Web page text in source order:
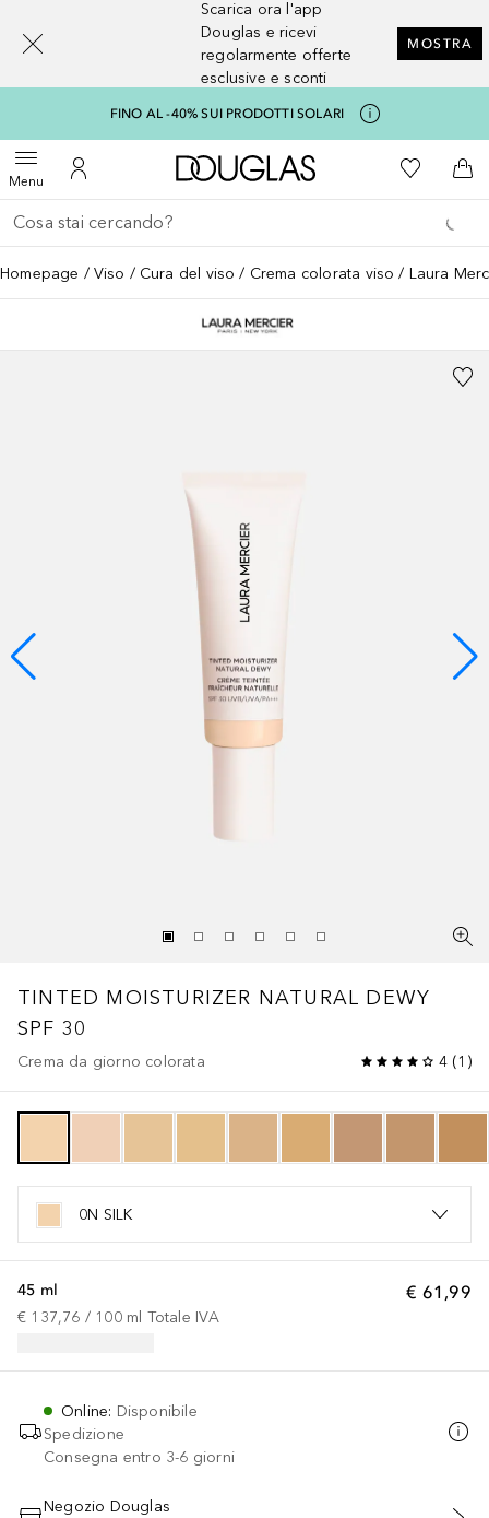
Scarica ora l'app
Douglas e ricevi
regolarmente offerte
esclusive e sconti
MOSTRA
FINO AL -40% SUI PRODOTTI SOLARI
MenuApri menuAl Mio Account
A Douglas HomeAlla Mia
Al
Torna indietro
Esegui ricerca
Homepage Viso Cura del viso Crema colorata viso Laura
TINTED MOISTURIZER NATURAL DEWY
SPF 30
Crema da giorno colorata 4 (1 )
0N SILK
€ 61,99
45 ml
€ 137,76 / 100 ml Totale IVA
Online: Disponibile
Spedizione
Consegna entro 3-6 giorni
Negozio Douglas
[navigation.slideout.screenreader]